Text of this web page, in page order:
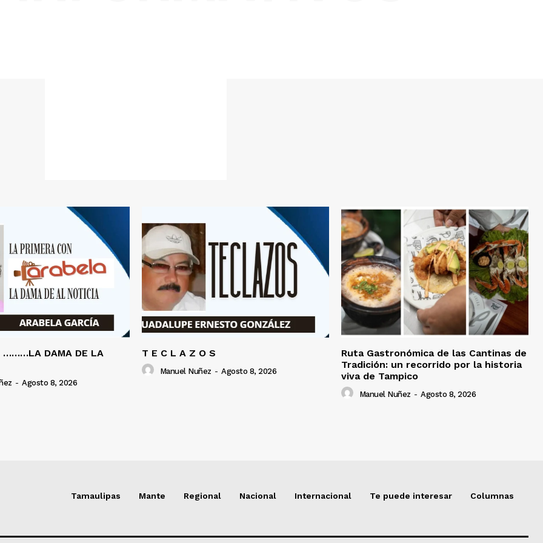
………LA DAMA DE LA
- Agosto 8, 2026
T E C L A Z O S
Manuel Nuñez - Agosto 8, 2026
Ruta Gastronómica de las Cantinas de
Tradición: un recorrido por la historia
viva de Tampico
Manuel Nuñez - Agosto 8, 2026
Tamaulipas Mante Regional Nacional Internacional Te puede interesar Columnas